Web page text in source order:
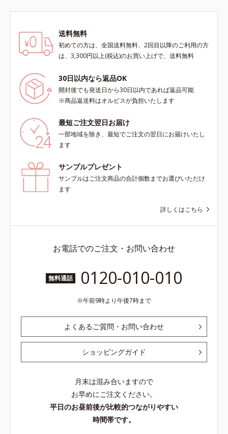
送料無料
初めての方は、全国送料無料、2回目以降のご利用の方
は、3,300円以上(税込)のお買い上げで、送料無料
30日以内なら返品OK
開封後でも発送日から30日以内であれば返品可能
※商品返送料はオルビスが負担いたします
最短ご注文翌日お届け
一部地域を除き、最短でご注文の翌日にお届けいたし
ます
サンプルプレゼント
サンプルはご注文商品の合計個数までお選びいただけ
ます
詳しくはこちら
お電話でのご注文・お問い合わせ
無料通話 0120-010-010
午前9時より午後7時まで
よくあるご質問・お問い合わせ
ショッピングガイド
月末は混み合いますので
お早めにご注文ください。
平日のお昼前後が比較的つながりやすい
時間帯です。